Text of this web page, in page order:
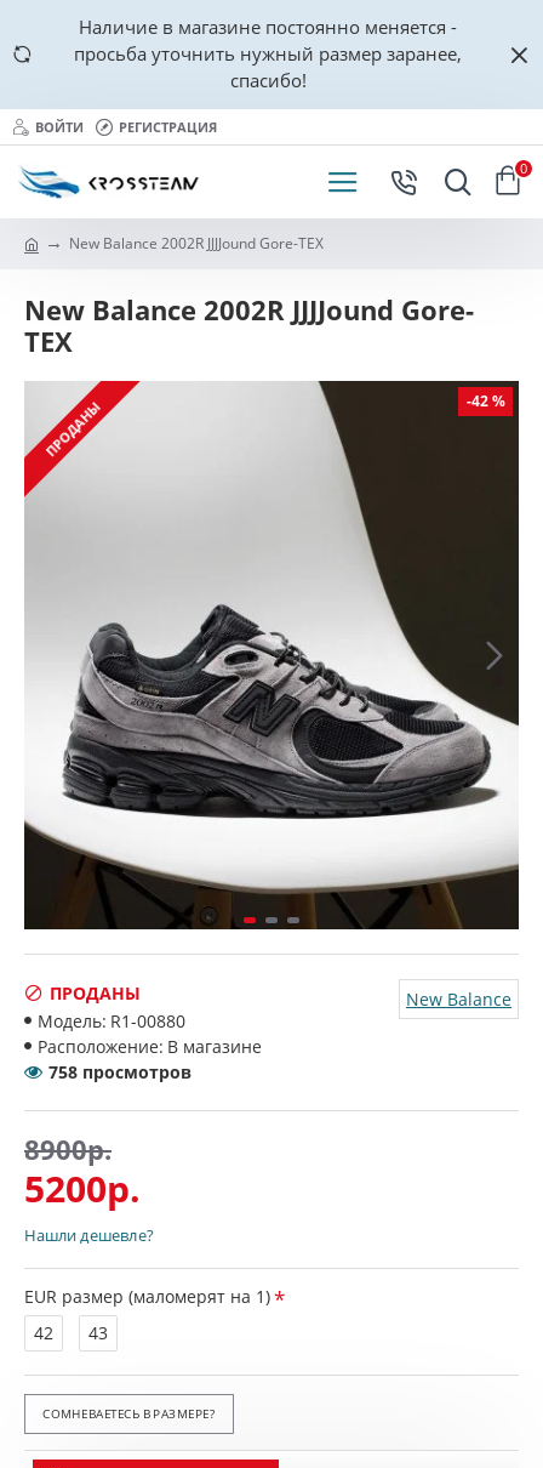
Наличие в магазине постоянно меняется -
просьба уточнить нужный размер заранее,
спасибо!
ВОЙТИ РЕГИСТРАЦИЯ
0
New Balance 2002R JJJJound Gore-TEX
New Balance 2002R JJJJound Gore-
TEX
-42 %
ПРОДАНЫ
5200р.
8900р.
ПРОДАНЫ
Модель: R1-00880
Расположение: В магазине
New Balance
758 просмотров
EUR размер (маломерят на 1)
42
43
Нашли дешевле?
СОМНЕВАЕТЕСЬ В РАЗМЕРЕ?